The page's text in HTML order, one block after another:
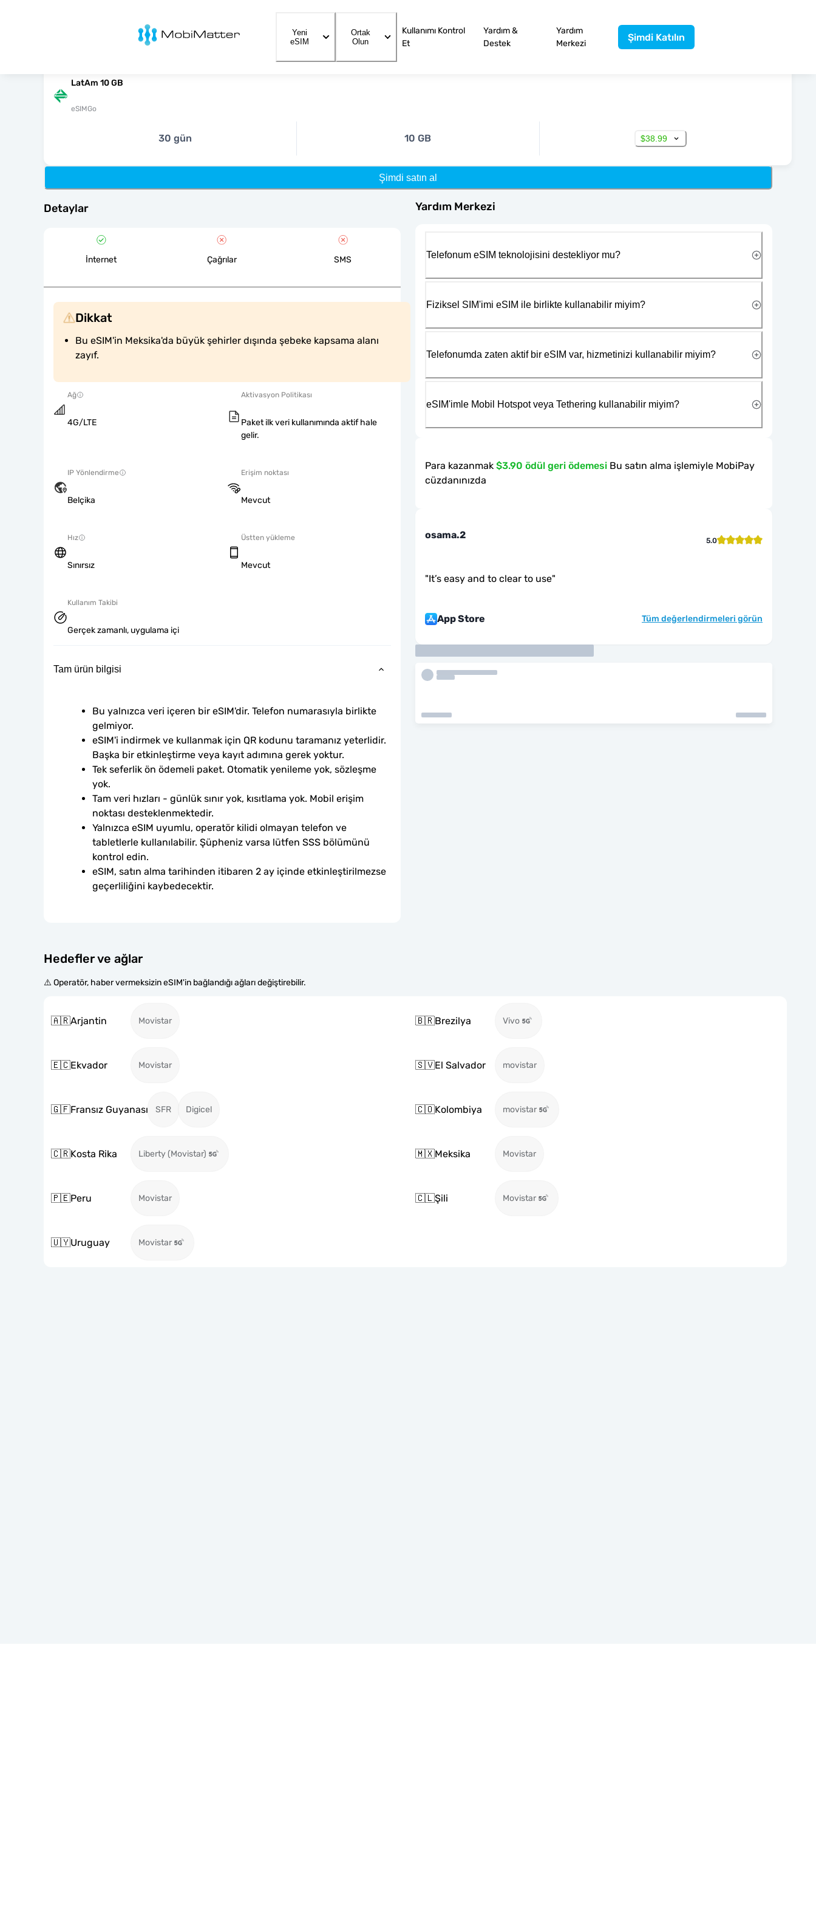
MobiMatter
Yeni
eSIM
Ortak
Olun
Kullanımı Kontrol
Et
Yardım &
Destek
Yardım
Merkezi
Şimdi Katılın
LatAm 10 GB
eSIMGo
30 gün 10 GB $38.99
Şimdi satın al
Detaylar
İnternet Çağrılar SMS
Dikkat
Bu eSIM'in Meksika'da büyük şehirler dışında şebeke kapsama alanı
zayıf.
Ağ
4G/LTE
Aktivasyon Politikası
Paket ilk veri kullanımında aktif hale
gelir.
IP Yönlendirme
Belçika
Erişim noktası
Mevcut
Hız
Sınırsız
Üstten yükleme
Mevcut
Kullanım Takibi
Gerçek zamanlı, uygulama içi
Tam ürün bilgisi
Bu yalnızca veri içeren bir eSIM'dir. Telefon numarasıyla birlikte
gelmiyor.
eSIM'i indirmek ve kullanmak için QR kodunu taramanız yeterlidir.
Başka bir etkinleştirme veya kayıt adımına gerek yoktur.
Tek seferlik ön ödemeli paket. Otomatik yenileme yok, sözleşme
yok.
Tam veri hızları - günlük sınır yok, kısıtlama yok. Mobil erişim
noktası desteklenmektedir.
Yalnızca eSIM uyumlu, operatör kilidi olmayan telefon ve
tabletlerle kullanılabilir. Şüpheniz varsa lütfen SSS bölümünü
kontrol edin.
eSIM, satın alma tarihinden itibaren 2 ay içinde etkinleştirilmezse
geçerliliğini kaybedecektir.
Hedefler ve ağlar
⚠️ Operatör, haber vermeksizin eSIM'in bağlandığı ağları değiştirebilir.
🇦🇷Arjantin Movistar 🇧🇷Brezilya Vivo
🇪🇨Ekvador Movistar 🇸🇻El Salvador movistar
🇬🇫Fransız Guyanası SFR Digicel 🇨🇴Kolombiya movistar
🇨🇷Kosta Rika Liberty (Movistar) 🇲🇽Meksika Movistar
🇵🇪Peru Movistar 🇨🇱Şili Movistar
🇺🇾Uruguay Movistar
Yardım Merkezi
Telefonum eSIM teknolojisini destekliyor mu?
Fiziksel SIM'imi eSIM ile birlikte kullanabilir miyim?
Telefonumda zaten aktif bir eSIM var, hizmetinizi kullanabilir miyim?
eSIM'imle Mobil Hotspot veya Tethering kullanabilir miyim?
Para kazanmak $3.90 ödül geri ödemesi Bu satın alma işlemiyle MobiPay
cüzdanınızda
osama.2 5.0
"It’s easy and to clear to use"
App Store Tüm değerlendirmeleri görün